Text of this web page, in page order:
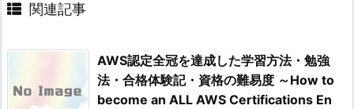
関連記事
AWS認定全冠を達成した学習方法・勉強
法・合格体験記・資格の難易度 ～How to
become an ALL AWS Certifications En